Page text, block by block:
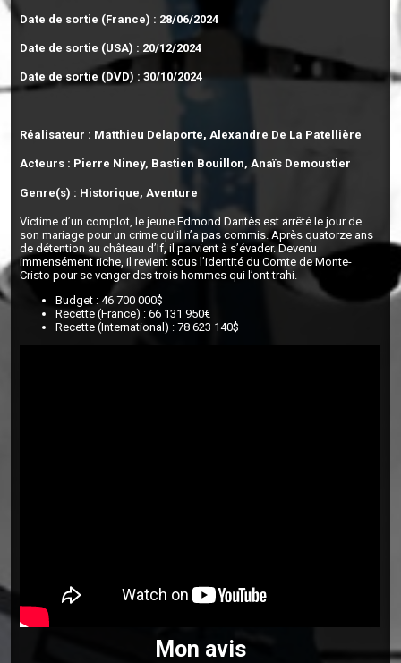
Date de sortie (France) : 28/06/2024
Date de sortie (USA) : 20/12/2024
Date de sortie (DVD) : 30/10/2024
Réalisateur : Matthieu Delaporte, Alexandre De La Patellière
Acteurs : Pierre Niney, Bastien Bouillon, Anaïs Demoustier
Genre(s) : Historique, Aventure
Victime d’un complot, le jeune Edmond Dantès est arrêté le jour de
son mariage pour un crime qu’il n’a pas commis. Après quatorze ans
de détention au château d’If, il parvient à s’évader. Devenu
immensément riche, il revient sous l’identité du Comte de Monte-
Cristo pour se venger des trois hommes qui l’ont trahi.
Budget : 46 700 000$
Recette (France) : 66 131 950€
Recette (International) : 78 623 140$
Mon avis